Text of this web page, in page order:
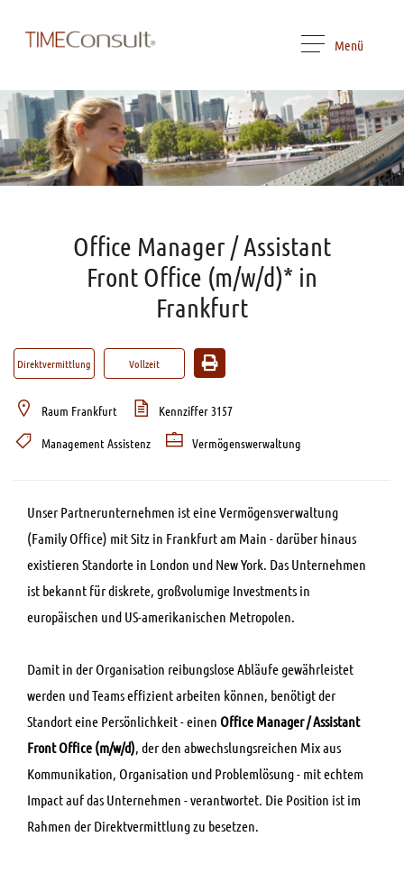
Menü
Office Manager / Assistant
Front Office (m/w/d)* in
Frankfurt
Direktvermittlung Vollzeit
Raum Frankfurt
Kennziffer 3157
Management Assistenz
Vermögenswerwaltung
Unser Partnerunternehmen ist eine Vermögensverwaltung
(Family Office) mit Sitz in Frankfurt am Main - darüber hinaus
existieren Standorte in London und New York. Das Unternehmen
ist bekannt für diskrete, großvolumige Investments in
europäischen und US-amerikanischen Metropolen.
Damit in der Organisation reibungslose Abläufe gewährleistet
werden und Teams effizient arbeiten können, benötigt der
Standort eine Persönlichkeit - einen Office Manager / Assistant
Front Office (m/w/d), der den abwechslungsreichen Mix aus
Kommunikation, Organisation und Problemlösung - mit echtem
Impact auf das Unternehmen - verantwortet. Die Position ist im
Rahmen der Direktvermittlung zu besetzen.